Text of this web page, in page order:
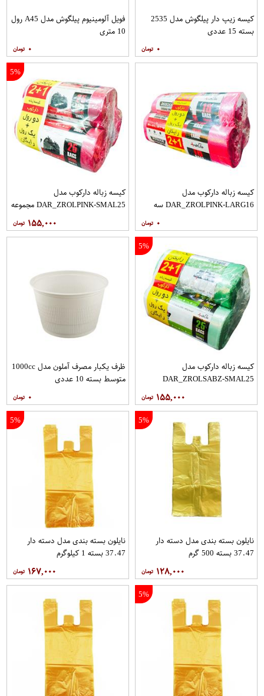
کیسه زیپ دار پیلگوش مدل 2535
بسته 15 عددی
۰
فویل آلومینیوم پیلگوش مدل A45 رول
10 متری
۰
کیسه زباله دارکوب مدل
DAR_ZROLPINK-LARG16 سه
۰
5%
کیسه زباله دارکوب مدل
DAR_ZROLPINK-SMAL25 مجموعه
۱۵۵,۰۰۰
5%
کیسه زباله دارکوب مدل
DAR_ZROLSABZ-SMAL25
۱۵۵,۰۰۰
ظرف یکبار مصرف آملون مدل 1000cc
متوسط بسته 10 عددی
۰
5%
نایلون بسته بندی مدل دسته دار
37.47 بسته 500 گرم
۱۲۸,۰۰۰
5%
نایلون بسته بندی مدل دسته دار
37.47 بسته 1 کیلوگرم
۱۶۷,۰۰۰
5%